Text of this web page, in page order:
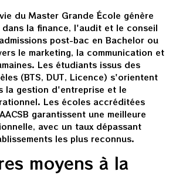
du Master Grande École génère
la finance, l'audit et le conseil
post-bac en Bachelor ou
le marketing, la communication et
Les étudiants issus des
(BTS, DUT, Licence) s'orientent
la gestion d'entreprise et le
Les écoles accréditées
garantissent une meilleure
avec un taux dépassant
les plus reconnus.
moyens à la